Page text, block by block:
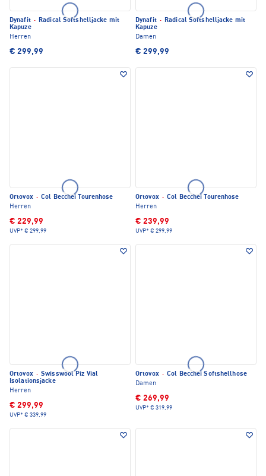
Dynafit · Radical Softshelljacke mit
Kapuze
Herren
€ 299,99
Dynafit · Radical Softshelljacke mit
Kapuze
Damen
€ 299,99
Ortovox · Col Becchei Tourenhose
Herren
€ 229,99
UVP* € 299,99
Ortovox · Col Becchei Tourenhose
Herren
€ 239,99
UVP* € 299,99
Ortovox · Swisswool Piz Vial
Isolationsjacke
Herren
€ 299,99
UVP* € 339,99
Ortovox · Col Becchei Softshellhose
Damen
€ 269,99
UVP* € 319,99